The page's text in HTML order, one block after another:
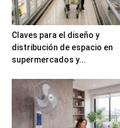
Claves para el diseño y
distribución de espacio en
supermercados y...